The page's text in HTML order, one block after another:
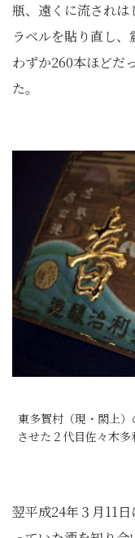
瓶、遠くに流されは
ラベルを貼り直し、
わずか260本ほどだ
た。
東多賀村（現・閖上
させた２代目佐々木
翌平成24年３月11